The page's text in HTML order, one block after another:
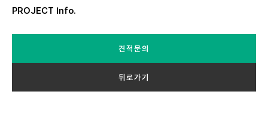
PROJECT Info.
견적문의
뒤로가기